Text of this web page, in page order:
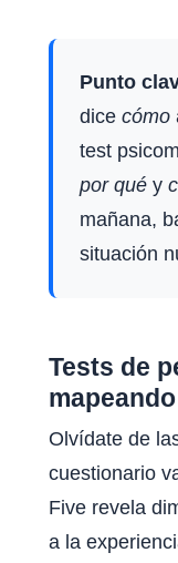
Punto
dice cómo
test
por qué y
mañana,
situación
Tests de
Olvídate de
cuestionario
Five revela
a la